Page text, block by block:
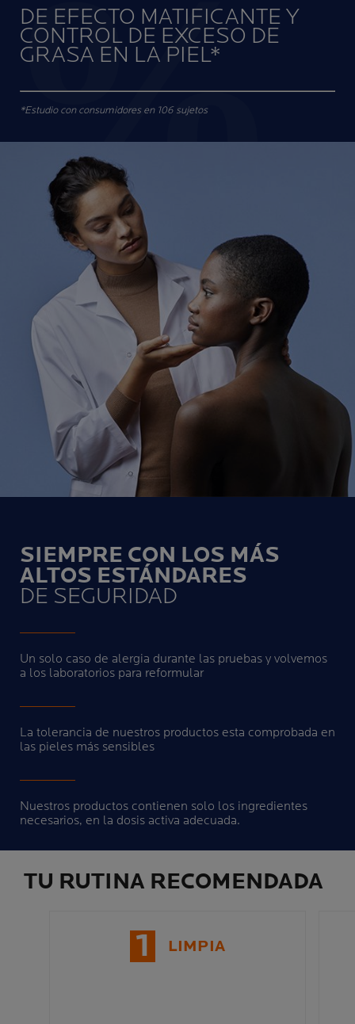
DE EFECTO MATIFICANTE Y
CONTROL DE EXCESO DE
GRASA EN LA PIEL*
*Estudio con consumidores en 106 sujetos
SIEMPRE CON LOS MÁS
ALTOS ESTÁNDARES
DE SEGURIDAD
Un solo caso de alergia durante las pruebas y volvemos
a los laboratorios para reformular
La tolerancia de nuestros productos esta comprobada en
las pieles más sensibles
Nuestros productos contienen solo los ingredientes
necesarios, en la dosis activa adecuada.
TU RUTINA RECOMENDADA
1 LIMPIA